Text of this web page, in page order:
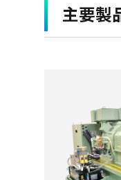
主要製